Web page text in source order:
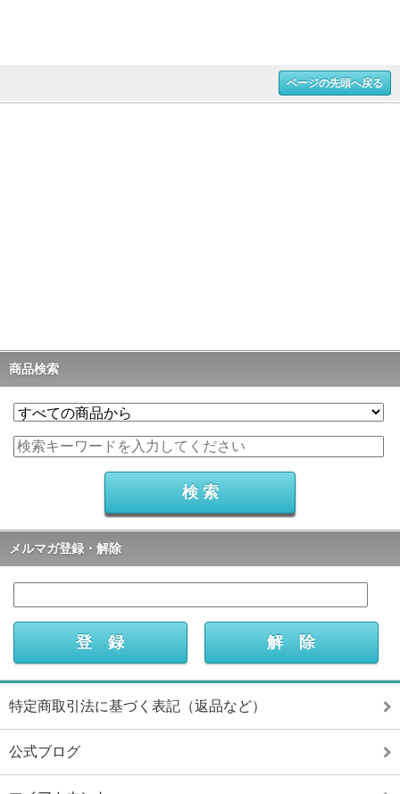
ページの先頭へ戻る
商品検索
メルマガ登録・解除
特定商取引法に基づく表記（返品など）
公式ブログ